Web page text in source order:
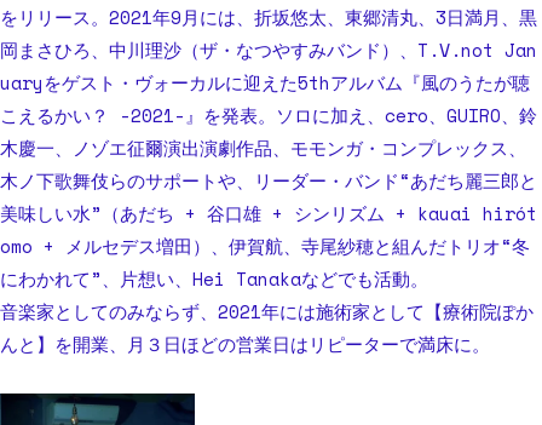
をリリース。2021年9月には、折坂悠太、東郷清丸、3日満月、黒
岡まさひろ、中川理沙（ザ・なつやすみバンド）、T.V.not Jan
uaryをゲスト・ヴォーカルに迎えた5thアルバム『風のうたが聴
こえるかい？ -2021-』を発表。ソロに加え、cero、GUIRO、鈴
木慶一、ノゾエ征爾演出演劇作品、モモンガ・コンプレックス、
木ノ下歌舞伎らのサポートや、リーダー・バンド“あだち麗三郎と
美味しい水”（あだち + 谷口雄 + シンリズム + kauai hirót
omo + メルセデス増田）、伊賀航、寺尾紗穂と組んだトリオ“冬
にわかれて”、片想い、Hei Tanakaなどでも活動。
音楽家としてのみならず、2021年には施術家として【療術院ぽか
んと】を開業、月３日ほどの営業日はリピーターで満床に。